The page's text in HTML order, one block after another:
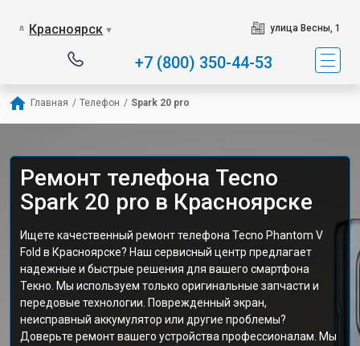
Красноярск ▼ улица Весны, 1
+7 (800) 350-44-53
Главная / Телефон / Spark 20 pro
Ремонт телефона Tecno
Spark 20 pro в Красноярске
Ищете качественный ремонт телефона Tecno Phantom V
Fold в Красноярске? Наш сервисный центр предлагает
надежные и быстрые решения для вашего смартфона
Текно. Мы используем только оригинальные запчасти и
передовые технологии. Поврежденный экран,
неисправный аккумулятор или другие проблемы?
Доверьте ремонт вашего устройства профессионалам. Мы